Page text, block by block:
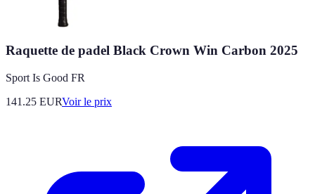
Raquette de padel Black Crown Win Carbon 2025
Sport Is Good FR
141.25 EURVoir le prix